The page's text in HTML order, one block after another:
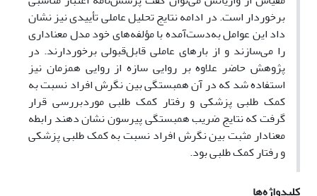
برخوردار است. در ادامه نتایج تحلیل عاملی تأییدی نیز نشان
داد این عوامل به‌دست‌آمده با مؤلفه‌های خود مدل معناداری
را می‌سازند و از بار‌های عاملی قابل‌قبولی برخوردارند. در
پژوهش حاضر علاوه بر روایی سازه از روایی همزمان نیز
استفاده شد که در آن همبستگی بین نگرش افراد نسبت به
کمک طلبی پزشکی و رفتار کمک طلبی موردبررسی قرار
گرفت که نتایج ضریب همبستگی پیرسون نشان دهند رابطه
معنادار مثبت بین نگرش افراد نسبت به کمک طلبی پزشکی
و رفتار کمک طلبی بود.
کلیدواژه‌ها